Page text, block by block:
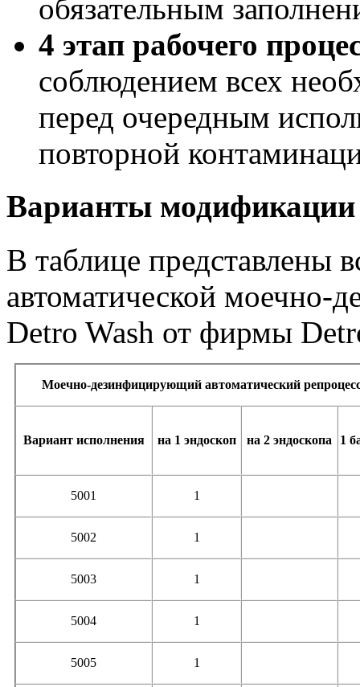
обязательным
4 этап рабочего
соблюдением всех
перед очередным
повторной
Варианты модификации
В таблице представлены
автоматической
Detro Wash от фирмы
Моечно-дезинфицирующий автоматический
Вариант исполнения на 1 эндоскоп на 2 эндоскопа 1
5001 1
5002 1
5003 1
5004 1
5005 1